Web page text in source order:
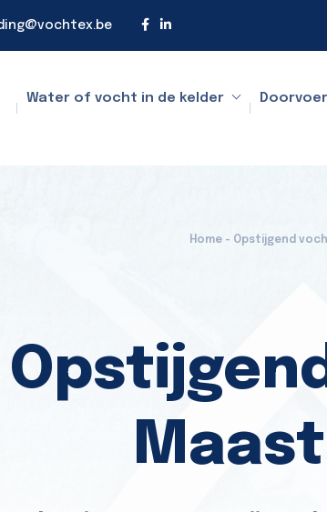
Water of vocht in de kelder
Home - Opstijgend